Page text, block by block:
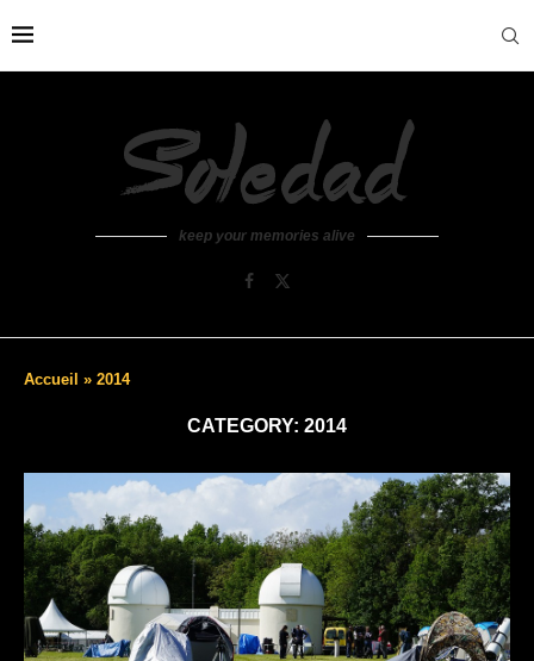
keep your memories alive
Accueil » 2014
CATEGORY: 2014